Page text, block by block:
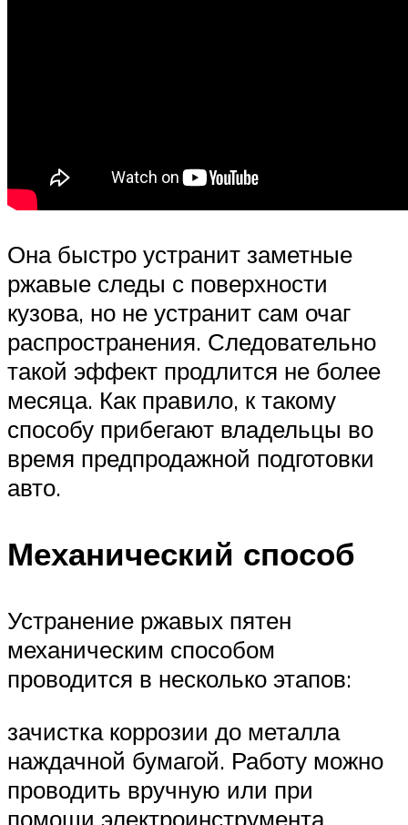
Она быстро устранит заметные
ржавые следы с поверхности
кузова, но не устранит сам очаг
распространения. Следовательно
такой эффект продлится не более
месяца. Как правило, к такому
способу прибегают владельцы во
время предпродажной подготовки
авто.
Механический способ
Устранение ржавых пятен
механическим способом
проводится в несколько этапов:
зачистка коррозии до металла
наждачной бумагой. Работу можно
проводить вручную или при
помощи электроинструмента,